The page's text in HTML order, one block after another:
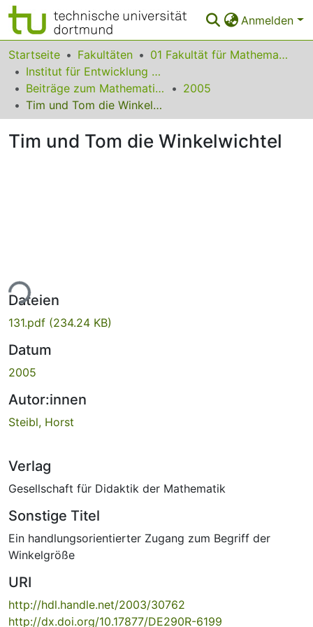
Anmelden
Bereiche & Sammlungen
Das gesamte Repositorium
Statistiken
FAQ
Startseite Fakultäten
01 Fakultät für Mathematik
Institut für Entwicklung und Erforschung des Mathematikunterrichts
Beiträge zum Mathematikunterricht
2005
Tim und Tom die Winkelwichtel
Tim und Tom die Winkelwichtel
Dateien
131.pdf (234.24 KB)
Datum
2005
Autor:innen
Steibl, Horst
Verlag
Gesellschaft für Didaktik der Mathematik
Sonstige Titel
Ein handlungsorientierter Zugang zum Begriff der
Winkelgröße
URI
http://hdl.handle.net/2003/30762
http://dx.doi.org/10.17877/DE290R-6199